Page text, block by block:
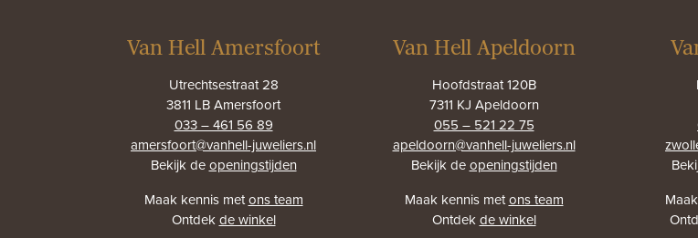
Van Hell Amersfoort
Utrechtsestraat 28
3811 LB Amersfoort
033 – 461 56 89
amersfoort@vanhell-juweliers.nl
Bekijk deopeningstijden
Maak kennis metons team
Ontdekde winkel
Van Hell Apeldoorn
Hoofdstraat 120B
7311 KJ Apeldoorn
055 – 521 22 75
apeldoorn@vanhell-juweliers.nl
Bekijk deopeningstijden
Maak kennis metons team
Ontdekde winkel